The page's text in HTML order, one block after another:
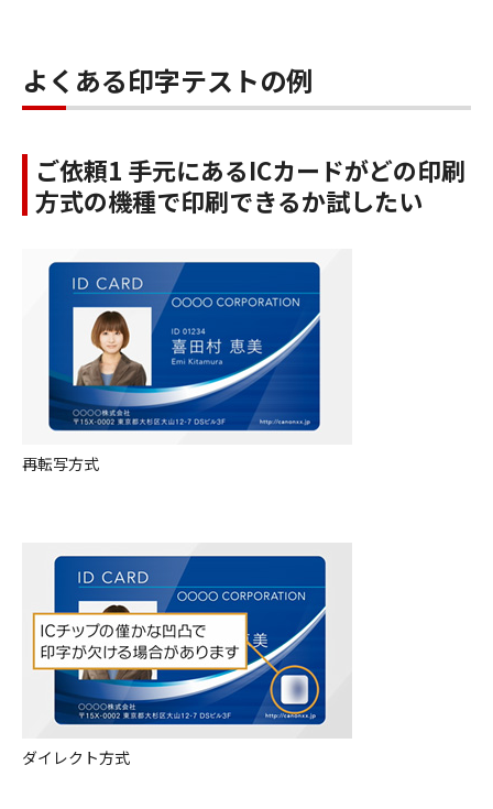
よくある印字テストの例
ご依頼1 手元にあるICカードがどの印刷
方式の機種で印刷できるか試したい
再転写方式
ダイレクト方式